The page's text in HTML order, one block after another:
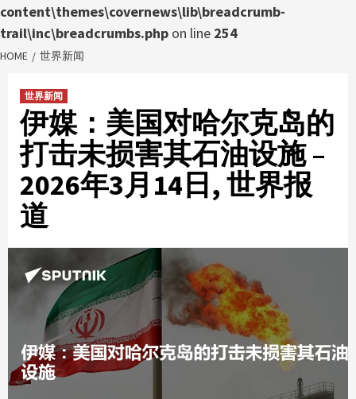
content\themes\covernews\lib\breadcrumb-
trail\inc\breadcrumbs.php on line 254
HOME 世界新闻
世界新闻
伊媒：美国对哈尔克岛的
打击未损害其石油设施 –
2026年3月14日, 世界报
道